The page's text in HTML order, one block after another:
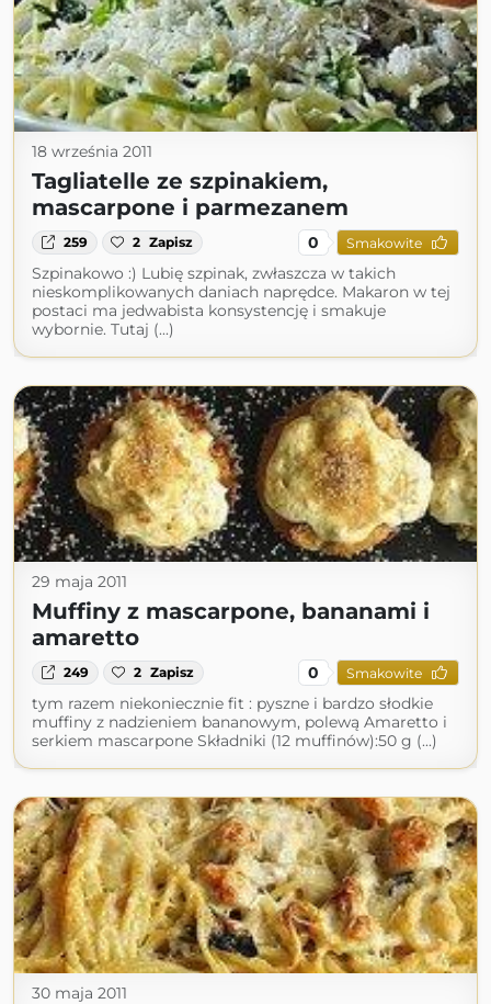
18 września 2011
Tagliatelle ze szpinakiem,
mascarpone i parmezanem
259 2 Zapisz 0 Smakowite
Szpinakowo :) Lubię szpinak, zwłaszcza w takich
nieskomplikowanych daniach naprędce. Makaron w tej
postaci ma jedwabista konsystencję i smakuje
wybornie. Tutaj (...)
29 maja 2011
Muffiny z mascarpone, bananami i
amaretto
249 2 Zapisz 0 Smakowite
tym razem niekoniecznie fit : pyszne i bardzo słodkie
muffiny z nadzieniem bananowym, polewą Amaretto i
serkiem mascarpone Składniki (12 muffinów):50 g (...)
30 maja 2011